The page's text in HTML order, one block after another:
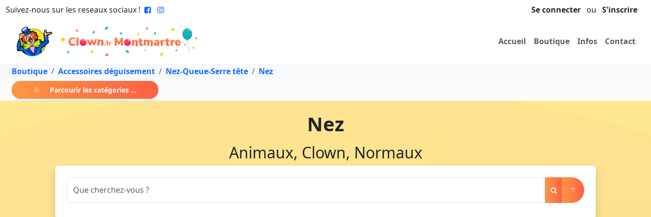
Suivez-nous sur les reseaux sociaux ! Se connecter ou S'inscrire
Accueil Boutique Infos Contact
Boutique Accessoires déguisement Nez-Queue-Serre tête Nez
Parcourir les catégories ...
Nez
Animaux, Clown, Normaux